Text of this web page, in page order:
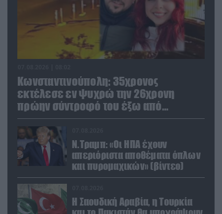
Κωνσταντινούπολη: 35χρονος
εκτέλεσε εν ψυχρώ την 26χρονη
πρώην σύντροφό του έξω από
φαρμακείο (βίντεο)
Ν.Τραμπ: «Οι ΗΠΑ έχουν
απεριόριστα αποθέματα όπλων
και πυρομαχικών» (βίντεο)
Η Σαουδική Αραβία, η Τουρκία